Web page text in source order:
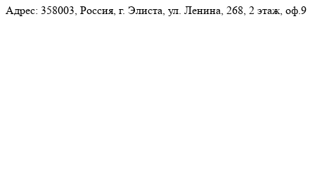
Адрес:​ 358003, Россия, г. Элиста, ул. Ленина, 268, 2 этаж, оф.9